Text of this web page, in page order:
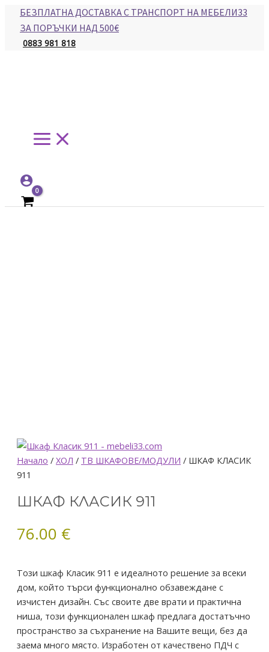
content
БЕЗПЛАТНА ДОСТАВКА С ТРАНСПОРТ НА МЕБЕЛИ33
ЗА ПОРЪЧКИ НАД 500€
0883 981 818
Menu
Начало / ХОЛ / ТВ ШКАФОВЕ/МОДУЛИ / ШКАФ КЛАСИК
911
ШКАФ КЛАСИК 911
76.00 €
Този шкаф Класик 911 е идеалното решение за всеки
дом, който търси функционално обзавеждане с
изчистен дизайн. Със своите две врати и практична
ниша, този функционален шкаф предлага достатъчно
пространство за съхранение на Вашите вещи, без да
заема много място. Изработен от качествено ПДЧ с
количество
за
КЛАСИК